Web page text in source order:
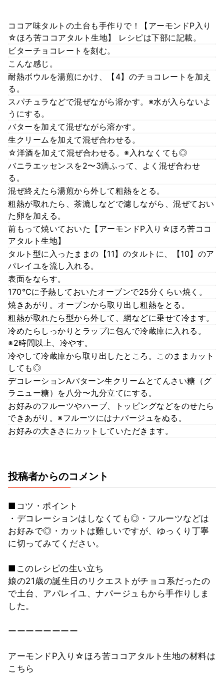
ココア味タルトの土台も手作りで！【アーモンドP入り
☆ほろ苦ココアタルト生地】 レシピは下部に記載。
ビターチョコレートを刻む。
こんな感じ。
耐熱ボウルを湯煎にかけ、【4】のチョコレートを加え
る。
スパチュラなどで混ぜながら溶かす。※水が入らないよ
うにする。
バターを加えて混ぜながら溶かす。
生クリームを加えて混ぜ合わせる。
☆洋酒を加えて混ぜ合わせる。※入れなくても◎
バニラエッセンスを2〜3滴ふって、よく混ぜ合わせ
る。
混ぜ終えたら湯煎から外して粗熱をとる。
粗熱が取れたら、茶漉しなどで濾しながら、混ぜておい
た卵を加える。
前もって焼いておいた【アーモンドP入り☆ほろ苦ココ
アタルト生地】
タルト型に入ったままの【11】のタルトに、【10】のア
パレイユを流し入れる。
表面をならす。
170℃に予熱しておいたオーブンで25分くらい焼く。
焼きあがり。オーブンから取り出し粗熱をとる。
粗熱が取れたら型から外して、網などに乗せて冷ます。
冷めたらしっかりとラップに包んで冷蔵庫に入れる。
※2時間以上、冷やす。
冷やして冷蔵庫から取り出したところ。このままカット
しても◎
デコレーションAパターン生クリームとてんさい糖（グ
ラニュー糖）を八分〜九分立てにする。
お好みのフルーツやハーブ、トッピングなどをのせたら
できあがり。※フルーツにはナパージュをぬる。
お好みの大きさにカットしていただきます。
投稿者からのコメント
■コツ・ポイント
・デコレーションはしなくても◎・フルーツなどは
お好みで◎・カットは難しいですが、ゆっくり丁寧
に切ってみてください。
■このレシピの生い立ち
娘の21歳の誕生日のリクエストがチョコ系だったの
で土台、アパレイユ、ナパージュもから手作りしま
した。
ーーーーーーーー
アーモンドP入り☆ほろ苦ココアタルト生地の材料は
こちら